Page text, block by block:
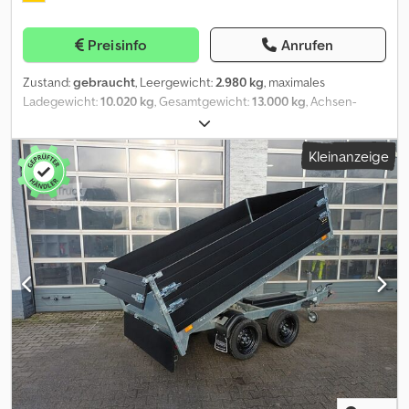
Pol. Stecker mit Rückfahrleuchte, geschützte
Multifunktionsleuchte, 40 cm Stahl-Bordwand Dkodpfx Aeuy Hv
Preisinfo Anrufen
Zustand:gebraucht, Leergewicht:2.980 kg, maximales
Ladegewicht:10.020 kg, Gesamtgewicht:13.000 kg, Achsen-
, Erstzulassung:
5.130 mm, Laderaumbreite:2.420 mm, Laderaumhöhe:1.500 mm,
Laderaumvolumen:
18 m³ , Federung:Blatt, Farbe:Sonstige,
Getriebetyp:Sonstige, Fahrerkabine: Sonstige, Emissionsklasse:
keine, Ausstattung:ABS, Druckluftbremse, Bordwandhöhe
komplett 1.500 mm, 8 x Zurrösen, , Aufpreis für Rampen 800 ¤, , --
Druckfehler, Irrtümer und Änderungen vorbehalten, Muster-
Bilder --, Mehr Daten unter: !, More Details: ! Dkodpfxjzrdrls Akvor
Kleinanzeige